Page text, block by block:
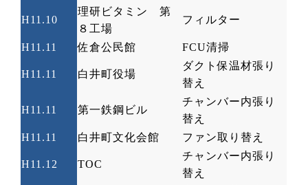
H11.10
理研ビタミン 第
８工場
フィルター
H11.11 佐倉公民館 FCU清掃
H11.11 白井町役場
ダクト保温材張り
替え
H11.11 第一鉄鋼ビル
チャンバー内張り
替え
H11.11
白井町文化会館 ファン取り替え
H11.12 TOC
チャンバー内張り
替え